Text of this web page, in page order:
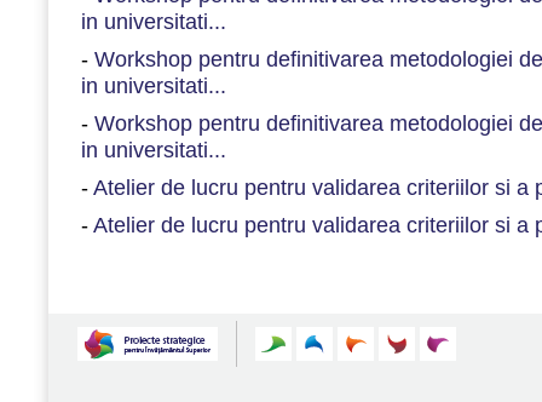
in universitati...
- Workshop pentru definitivarea metodologiei
in universitati...
- Workshop pentru definitivarea metodologiei
in universitati...
-Atelier de lucru pentru validarea criteriilor si a
-Atelier de lucru pentru validarea criteriilor si a